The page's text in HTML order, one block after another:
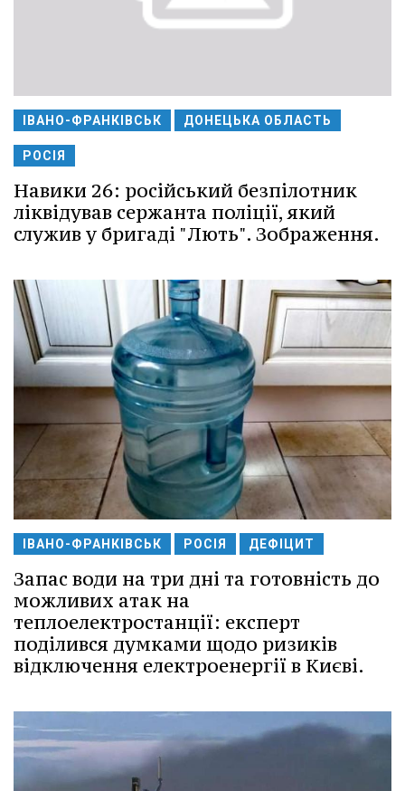
ІВАНО-ФРАНКІВСЬК ДОНЕЦЬКА ОБЛАСТЬ
РОСІЯ
Навики 26: російський безпілотник
ліквідував сержанта поліції, який
служив у бригаді "Лють". Зображення.
ІВАНО-ФРАНКІВСЬК РОСІЯ ДЕФІЦИТ
Запас води на три дні та готовність до
можливих атак на
теплоелектростанції: експерт
поділився думками щодо ризиків
відключення електроенергії в Києві.